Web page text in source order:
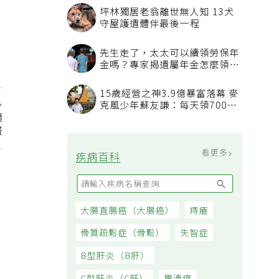
坪林獨居老翁離世無人知 13犬
守屋護遺體伴最後一程
先生走了，太太可以續領勞保年
金嗎？專家揭遺屬年金怎麼領，
15歲經營之神3.9億暴富落幕 麥
克風少年蘇友謙：每天領700元
疾病百科 看更多
大腸直腸癌（大腸癌） 痔瘡
骨質疏鬆症（骨鬆） 失智症
B型肝炎（B肝）